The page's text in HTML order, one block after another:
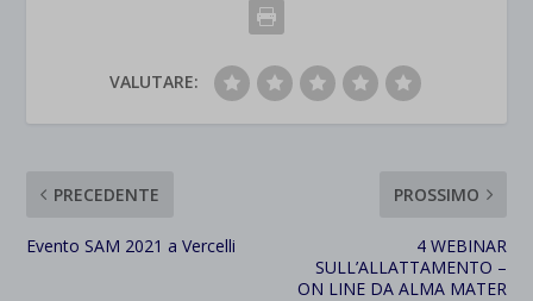
VALUTARE:
PRECEDENTE
Evento SAM 2021 a Vercelli
PROSSIMO
4 WEBINAR
SULL’ALLATTAMENTO –
ON LINE DA ALMA MATER